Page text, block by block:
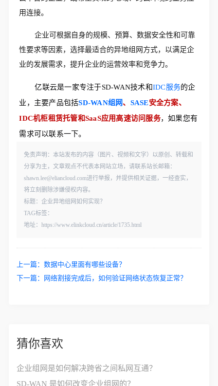
用连接。
企业可根据自身的规模、预算、数据安全性和可靠
性要求等因素，选择最适合的异地组网方式，以满足企
业的发展需求，提升企业的运营效率和竞争力。
亿联云是一家专注于SD-WAN技术和IDC服务的企
业，主要产品包括SD-WAN组网、 SASE安全方案、
IDC机柜租赁托管和SaaS应用高速访问服务，如果您有
需求可以联系一下。
免责声明：本站发布的内容（图片、视频和文字）以原创、转载和
分享为主，文章观点不代表本网站立场，请联系站长邮箱：
shawn.lee@eliancloud.com进行举报，并提供相关证据，一经查实，
将立刻删除涉嫌侵权内容。
标题：企业异地组网如何实现？
TAG标签：
地址：https://www.elinkcloud.cn/article/1735.html
上一篇：数据中心里面有哪些设备？
下一篇：
网络割接完成后，如何验证网络状态恢复正常？
猜你喜欢
企业组网是如何解决跨省之间私网互通？
SD-WAN 是如何改变企业组网的？